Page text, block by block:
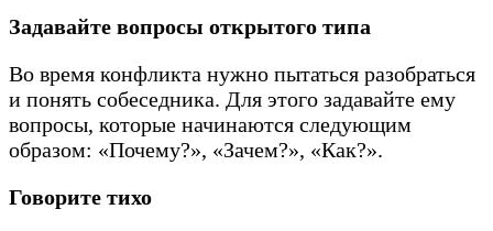
Задавайте вопросы открытого типа
Во время конфликта нужно пытаться разобраться
и понять собеседника. Для этого задавайте ему
вопросы, которые начинаются следующим
образом: «Почему?», «Зачем?», «Как?».
Говорите тихо